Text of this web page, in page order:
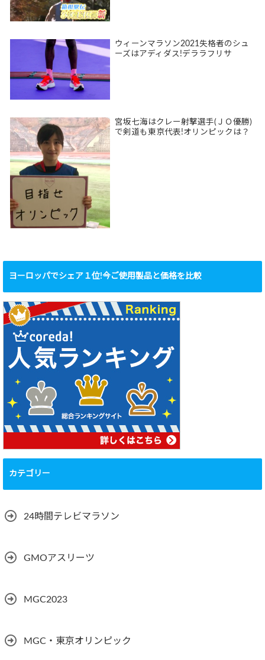
ウィーンマラソン2021失格者のシュ
ーズはアディダス!デララフリサ
宮坂七海はクレー射撃選手(ＪＯ優勝)
で剣道も東京代表!オリンピックは？
ヨーロッパでシェア１位!今ご使用製品と価格を比較
カテゴリー
24時間テレビマラソン
GMOアスリーツ
MGC2023
MGC・東京オリンピック